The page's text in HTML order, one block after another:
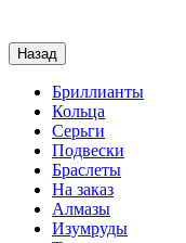
Назад
Бриллианты
Кольца
Серьги
Подвески
Браслеты
На заказ
Алмазы
Изумруды